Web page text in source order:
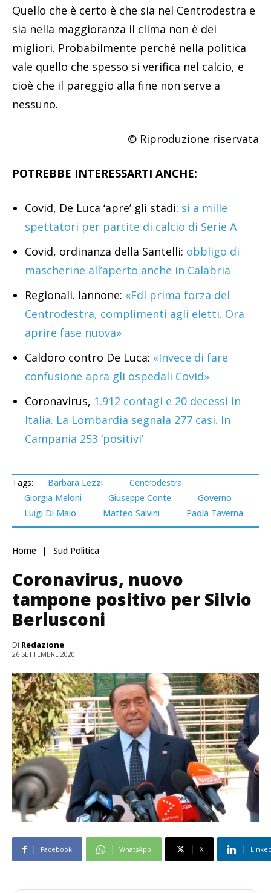
Quello che è certo è che sia nel Centrodestra e
sia nella maggioranza il clima non è dei
migliori. Probabilmente perché nella politica
vale quello che spesso si verifica nel calcio, e
cioè che il pareggio alla fine non serve a
nessuno.
© Riproduzione riservata
POTREBBE INTERESSARTI ANCHE:
Covid, De Luca ‘apre’ gli stadi: sì a mille
spettatori per partite di calcio di Serie A
Covid, ordinanza della Santelli: obbligo di
mascherine all’aperto anche in Calabria
Regionali. Iannone: «FdI prima forza del
Centrodestra, complimenti agli eletti. Ora
aprire fase nuova»
Caldoro contro De Luca: «Invece di fare
confusione apra gli ospedali Covid»
Coronavirus, 1.912 contagi e 20 decessi in
Italia. La Lombardia segnala 277 casi. In
Campania 253 ‘positivi’
Tags: Barbara Lezzi
Centrodestra
Giorgia Meloni
Giuseppe Conte
Governo
Luigi Di Maio
Matteo Salvini Paola Taverna
Home Sud Politica
Coronavirus, nuovo
tampone positivo per Silvio
Berlusconi
Di Redazione
26 SETTEMBRE 2020
Facebook WhatsApp X